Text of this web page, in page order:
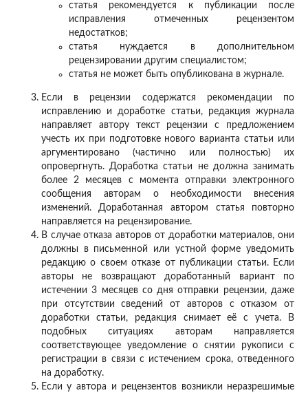
статья рекомендуется к публикации после
исправления отмеченных рецензентом
недостатков;
статья нуждается в дополнительном
рецензировании другим специалистом;
статья не может быть опубликована в журнале.
Если в рецензии содержатся рекомендации по
исправлению и доработке статьи, редакция журнала
направляет автору текст рецензии с предложением
учесть их при подготовке нового варианта статьи или
аргументировано (частично или полностью) их
опровергнуть. Доработка статьи не должна занимать
более 2 месяцев с момента отправки электронного
сообщения авторам о необходимости внесения
изменений. Доработанная автором статья повторно
направляется на рецензирование.
В случае отказа авторов от доработки материалов, они
должны в письменной или устной форме уведомить
редакцию о своем отказе от публикации статьи. Если
авторы не возвращают доработанный вариант по
истечении 3 месяцев со дня отправки рецензии, даже
при отсутствии сведений от авторов с отказом от
доработки статьи, редакция снимает её с учета. В
подобных ситуациях авторам направляется
соответствующее уведомление о снятии рукописи с
регистрации в связи с истечением срока, отведенного
на доработку.
Если у автора и рецензентов возникли неразрешимые